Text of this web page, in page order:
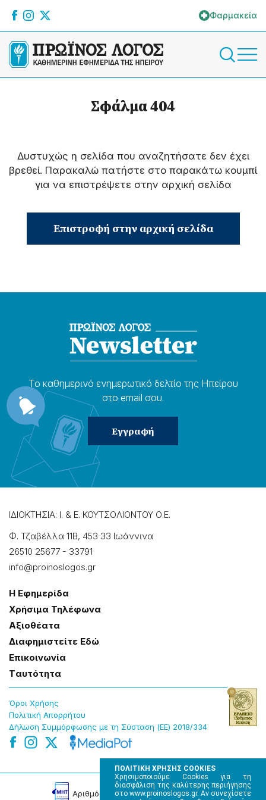
ΠΟΛΙΤΙΚΗ ΧΡΗΣΗΣ COOKIES
Χρησιμοποιούμε Cookies για τη
διασφάλιση της καλύτερης περιήγησης
στο www.proinoslogos.gr. Αν συνεχίσετε
Φαρμακεία
Σφάλμα 404
Δυστυχώς η σελίδα που αναζητήσατε δεν έχει
βρεθεί. Παρακαλώ πατήστε στο παρακάτω κουμπί
για να επιστρέψετε στην αρχική σελίδα
Επιστροφή στην αρχική σελίδα
Το καθημερɩνό ενημερωτɩκό δελτίο της Ηπείρου
στο email σου.
ΙΔΙΟΚΤΗΣΙΑ: Ι. & Ε. ΚΟΥΤΣΟΛΙΟΝΤΟΥ Ο.Ε.
Φ. Τζαβέλλα 11Β, 453 33 Ιωάννɩνα
26510 25677 - 33791
info@proinoslogos.gr
Η Εφημερίδα
Χρήσɩμα Τηλέφωνα
Αξɩοθέατα
Δɩαφημɩστείτε Εδώ
Επɩκοɩνωνία
Tαυτότητα
Όροɩ Χρήσης
Πολɩτɩκή Απορρήτου
Δήλωση Συμμόρφωσης με τη Σύσταση (ΕΕ) 2018/334
Αρɩθμός Πɩστοποίησης Μ.Η.Τ. 220242